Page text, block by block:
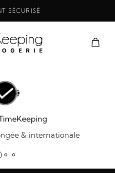
SÉCURISÉ
& internationale